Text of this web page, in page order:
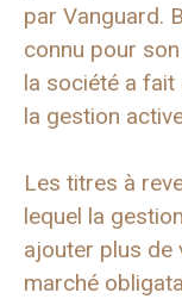
par Vanguard.
connu pour
la société a
la gestion
Les titres à
lequel la
ajouter plus de
marché